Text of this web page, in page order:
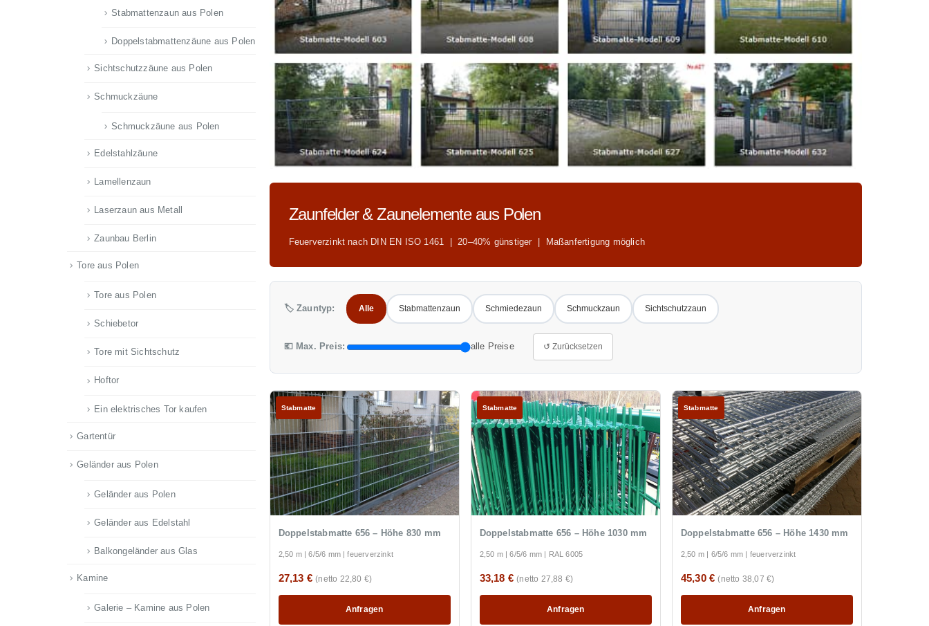
Zaunfelder & Zaunelemente aus Polen
Feuerverzinkt nach DIN EN ISO 1461 | 20–40% günstiger | Maßanfertigung möglich
🏷️ Zauntyp: Alle Stabmattenzaun Schmiedezaun Schmuckzaun Sichtschutzzaun
💶 Max. Preis: alle Preise ↺ Zurücksetzen
Stabmatte
Doppelstabmatte 656 – Höhe 830 mm
2,50 m | 6/5/6 mm | feuerverzinkt
27,13 €(netto 22,80 €)
Anfragen
Stabmatte
Doppelstabmatte 656 – Höhe 1030 mm
2,50 m | 6/5/6 mm | RAL 6005
33,18 €(netto 27,88 €)
Anfragen
Stabmatte
Doppelstabmatte 656 – Höhe 1430 mm
2,50 m | 6/5/6 mm | feuerverzinkt
45,30 €(netto 38,07 €)
Anfragen
Stabmattenzaun aus Polen
Doppelstabmattenzäune aus Polen
Sichtschutzzäune aus Polen
Schmuckzäune
Schmuckzäune aus Polen
Edelstahlzäune
Lamellenzaun
Laserzaun aus Metall
Zaunbau Berlin
Tore aus Polen
Tore aus Polen
Schiebetor
Tore mit Sichtschutz
Hoftor
Ein elektrisches Tor kaufen
Gartentür
Geländer aus Polen
Geländer aus Polen
Geländer aus Edelstahl
Balkongeländer aus Glas
Kamine
Galerie – Kamine aus Polen